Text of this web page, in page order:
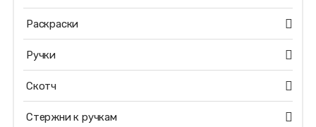
Раскраски
Ручки
Скотч
Стержни к ручкам